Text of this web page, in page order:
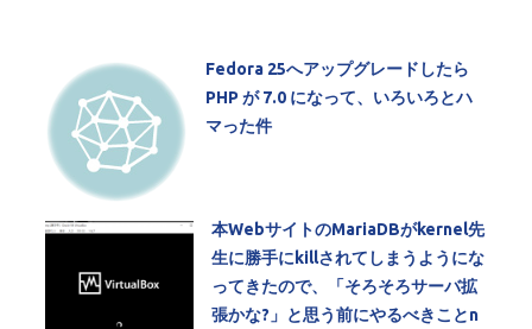
Fedora 25へアップグレードしたら
PHP が 7.0 になって、いろいろとハ
マった件
本WebサイトのMariaDBがkernel先
生に勝手にkillされてしまうようにな
ってきたので、「そろそろサーバ拡
張かな?」と思う前にやるべきことn